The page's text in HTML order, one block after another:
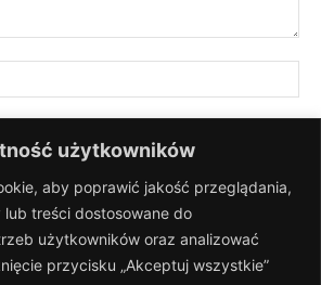
użytkowników
aby poprawić jakość przeglądania,
treści dostosowane do
użytkowników oraz analizować
przycisku „Akceptuj wszystkie”
adres e-mail i stronę internetową w tej
raz, gdy skomentuję.